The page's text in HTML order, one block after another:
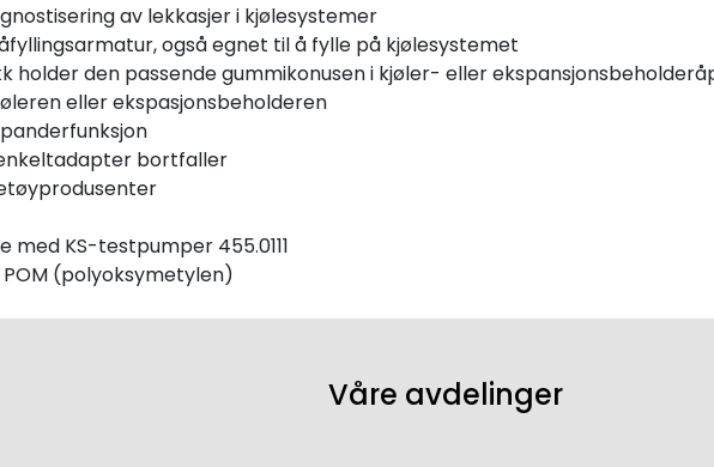
av lekkasjer i kjølesystemer
også egnet til å fylle på kjølesystemet
holder den passende gummikonusen i kjøler- eller
eller ekspasjonsbeholderen
bortfaller
med KS-testpumper 455.0111
(polyoksymetylen)
Våre avdelinger